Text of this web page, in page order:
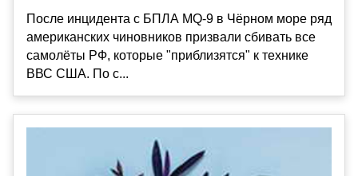
После инцидента с БПЛА MQ-9 в Чёрном море ряд
американских чиновников призвали сбивать все
самолёты РФ, которые "приблизятся" к технике
ВВС США. По с...